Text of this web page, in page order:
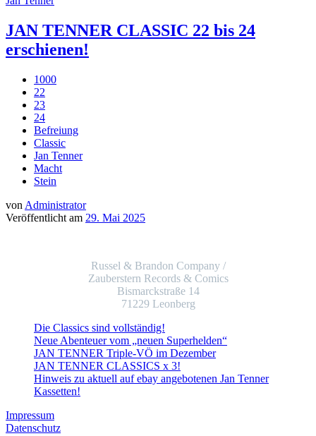
JAN TENNER CLASSIC 22 bis 24
erschienen!
1000
22
23
24
Befreiung
Classic
Jan Tenner
Macht
Stein
von Administrator
Veröffentlicht am 29. Mai 2025
Russel & Brandon Company /
Zauberstern Records & Comics
Bismarckstraße 14
71229 Leonberg
Die Classics sind vollständig!
Neue Abenteuer vom „neuen Superhelden“
JAN TENNER Triple-VÖ im Dezember
JAN TENNER CLASSICS x 3!
Hinweis zu aktuell auf ebay angebotenen Jan Tenner
Kassetten!
Impressum
Datenschutz